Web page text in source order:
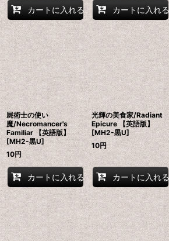
カートに入れる カートに入れる
屍術士の使い
魔/Necromancer's
Familiar 【英語版】
[MH2-黒U]
10円
カートに入れる
光輝の美食家/Radiant
Epicure 【英語版】
[MH2-黒U]
10円
カートに入れる